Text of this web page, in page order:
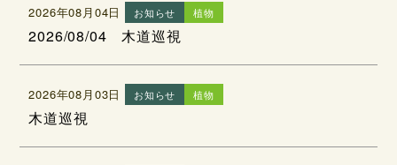
2026年08月04日 お知らせ 植物
2026/08/04 木道巡視
2026年08月03日 お知らせ 植物
木道巡視